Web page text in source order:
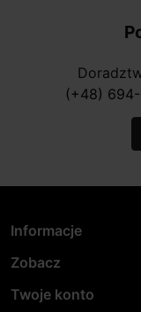
(+48)
Informacje
Zobacz
Twoje konto